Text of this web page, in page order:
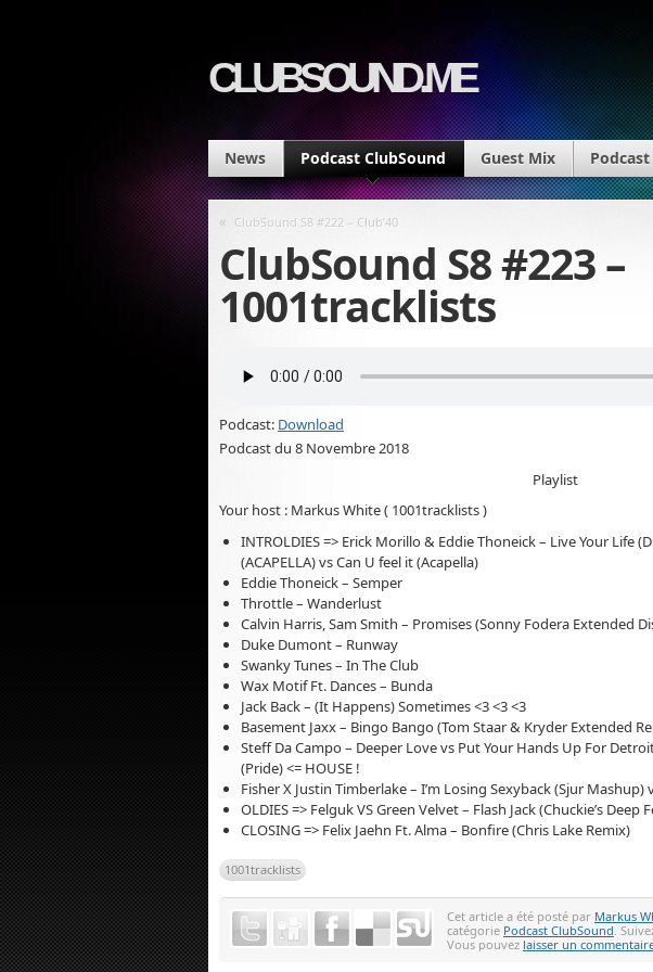
CLUBSOUND.ME
News Podcast ClubSound Guest Mix
« ClubSound S8 #222 – Club’40
ClubSound S8 #223 –
1001tracklists
Podcast: Download
Podcast du 8 Novembre 2018
Playlist
Your host : Markus White ( 1001tracklists )
INTROLDIES => Erick Morillo & Eddie Thoneick – Live Your Life
(ACAPELLA) vs Can U feel it (Acapella)
Eddie Thoneick – Semper
Throttle – Wanderlust
Calvin Harris, Sam Smith – Promises (Sonny Fodera Extended
Duke Dumont – Runway
Swanky Tunes – In The Club
Wax Motif Ft. Dances – Bunda
Jack Back – (It Happens) Sometimes <3 <3 <3
Basement Jaxx – Bingo Bango (Tom Staar & Kryder Extended
Steff Da Campo – Deeper Love vs Put Your Hands Up For
(Pride) <= HOUSE !
Fisher X Justin Timberlake – I’m Losing Sexyback (Sjur
OLDIES => Felguk VS Green Velvet – Flash Jack (Chuckie’s Deep
CLOSING => Felix Jaehn Ft. Alma – Bonfire (Chris Lake Remix)
1001tracklists
Cet article a été posté par Markus
catégorie Podcast ClubSound.
Vous pouvez laisser un